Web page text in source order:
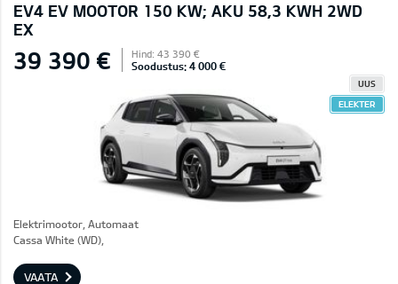
EV4 EV MOOTOR 150 KW; AKU 58,3 KWH 2WD
EX
39 390 € Hind: 43 390 €
Soodustus: 4 000 €
UUS
ELEKTER
Elektrimootor, Automaat
Cassa White (WD),
VAATA